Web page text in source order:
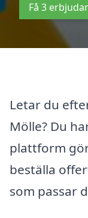
Få 3
Letar du
Mölle? Du
plattform
beställa
som passar